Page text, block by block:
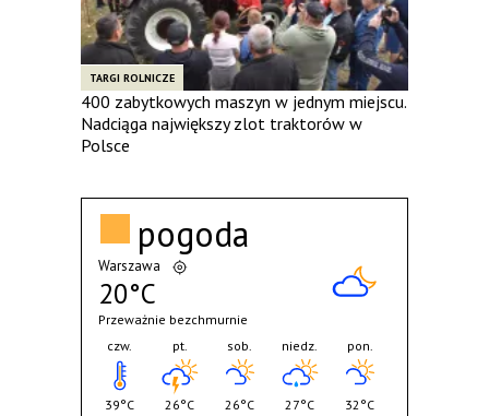
TARGI ROLNICZE
400 zabytkowych maszyn w jednym miejscu.
Nadciąga największy zlot traktorów w
Polsce
pogoda
Warszawa
20°C
Przeważnie bezchmurnie
czw.
39°C
pt.
26°C
sob.
26°C
niedz.
27°C
pon.
32°C